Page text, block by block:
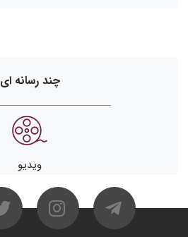
چند رسانه ای
ویدیو